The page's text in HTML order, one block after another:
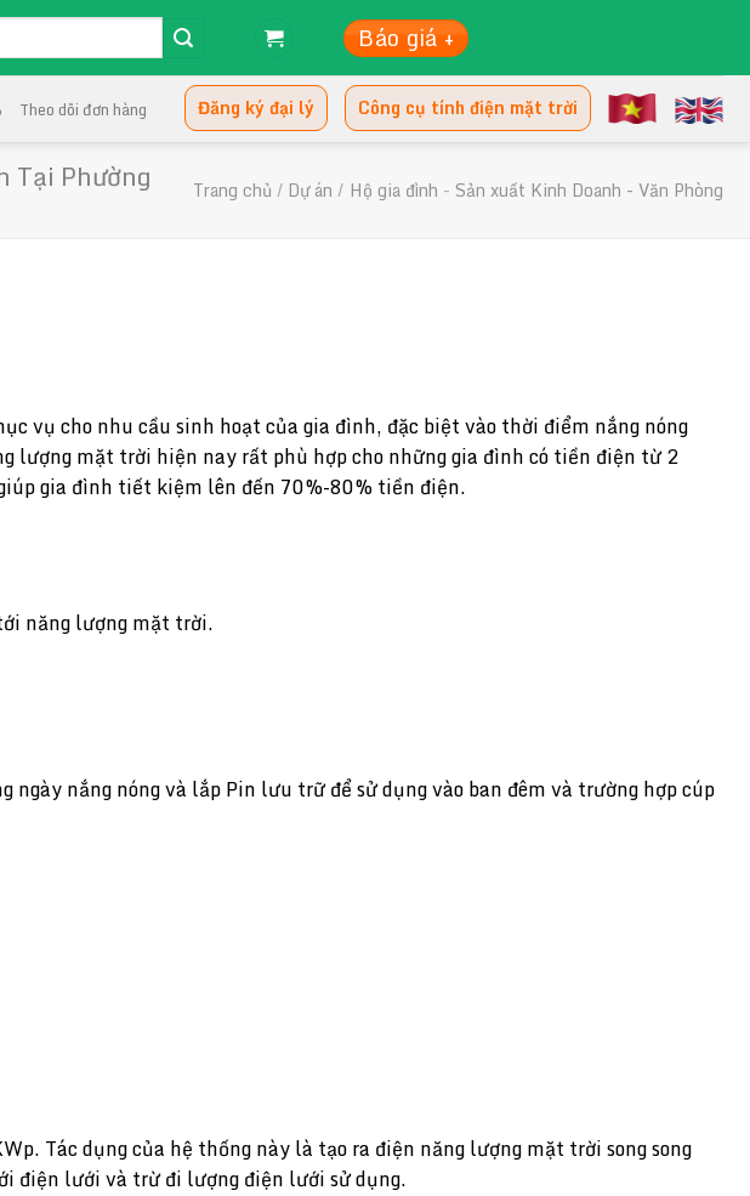
Báo giá +
Theo dõi đơn hàng Đăng ký đại lý Công cụ tính điện mặt trời
Tại Phường Trang chủ / Dự án / Hộ gia đình - Sản xuất Kinh Doanh - Văn Phòng
vụ cho nhu cầu sinh hoạt của gia đình, đặc biệt vào thời điểm nắng nóng
lượng mặt trời hiện nay rất phù hợp cho những gia đình có tiền điện từ 2
gia đình tiết kiệm lên đến 70%-80% tiền điện.
năng lượng mặt trời.
nắng nóng và lắp Pin lưu trữ để sử dụng vào ban đêm và trường hợp cúp
Tác dụng của hệ thống này là tạo ra điện năng lượng mặt trời song song
điện lưới và trừ đi lượng điện lưới sử dụng.